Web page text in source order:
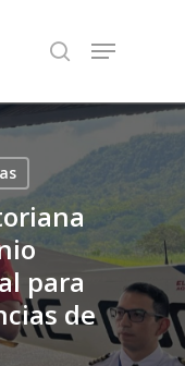
para
de